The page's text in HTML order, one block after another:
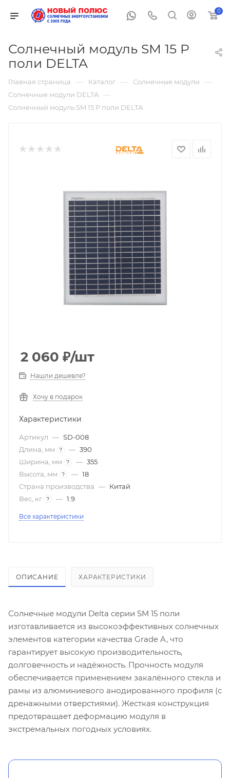
0
Солнечный модуль SM 15 P
поли DELTA
Главная страница — Каталог — Солнечные модули —
Солнечные модули DELTA —
Солнечный модуль SM 15 P поли DELTA
2 060 ₽/шт
Нашли дешевле?
Хочу в подарок
Характеристики
Артикул — SD-008
Длина, мм
? — 390
Ширина, мм
? — 355
Высота, мм
? — 18
Страна производства — Китай
Вес, кг ? — 1.9
Все характеристики
ОПИСАНИЕ ХАРАКТЕРИСТИКИ
Солнечные модули Delta серии SM 15 поли
изготавливается из высокоэффективных солнечных
элементов категории качества Grade A, что
гарантирует высокую производительность,
долговечность и надёжность. Прочность модуля
обеспечивается применением закалённого стекла и
рамы из алюминиевого анодированного профиля (с
дренажными отверстиями). Жесткая конструкция
предотвращает деформацию модуля в
экстремальных погодных условиях.